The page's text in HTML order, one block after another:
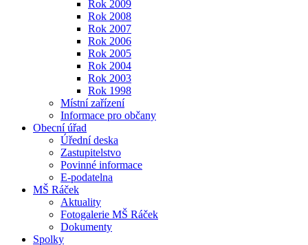
Rok 2009
Rok 2008
Rok 2007
Rok 2006
Rok 2005
Rok 2004
Rok 2003
Rok 1998
Místní zařízení
Informace pro občany
Obecní úřad
Úřední deska
Zastupitelstvo
Povinné informace
E-podatelna
MŠ Ráček
Aktuality
Fotogalerie MŠ Ráček
Dokumenty
Spolky